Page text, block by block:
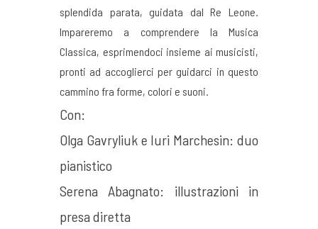
splendida parata, guidata dal Re Leone.
Impareremo a comprendere la Musica
Classica, esprimendoci insieme ai musicisti,
pronti ad accoglierci per guidarci in questo
cammino fra forme, colori e suoni.
Con:
Olga Gavryliuk e Iuri Marchesin: duo
pianistico
Serena Abagnato: illustrazioni in
presa diretta